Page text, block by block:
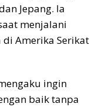
Jepang. Ia
menjalani
Amerika Serikat
ingin
baik tanpa